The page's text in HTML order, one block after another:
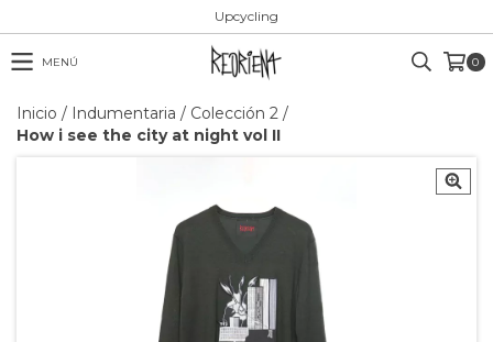
Upcycling
MENÚ 0
Inicio / Indumentaria / Colección 2 /
How i see the city at night vol II